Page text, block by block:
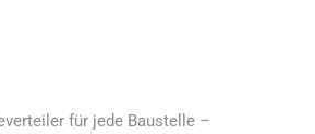
für jede Baustelle –